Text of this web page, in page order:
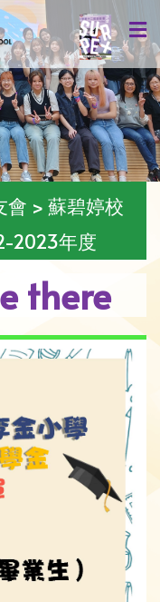
會 > 蘇碧婷校
2023年度
there